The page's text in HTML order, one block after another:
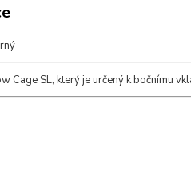
Cage SL, který je určený k bočnímu